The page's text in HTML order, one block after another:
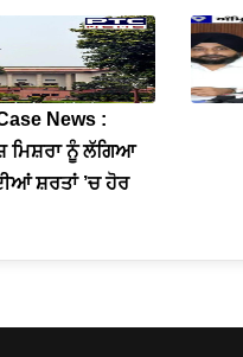
News :
ਮਿਸ਼ਰਾ ਨੂੰ ਲੱਗਿਆ
ਸ਼ਰਤਾਂ ’ਚ ਹੋਰ